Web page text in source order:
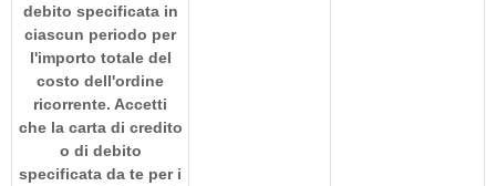
debito specificata in
ciascun periodo per
l'importo totale del
costo dell'ordine
ricorrente. Accetti
che la carta di credito
o di debito
specificata da te per i